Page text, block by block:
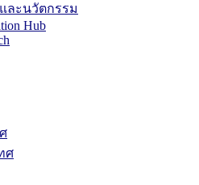
ละนวัตกรรม
Hub
ศ